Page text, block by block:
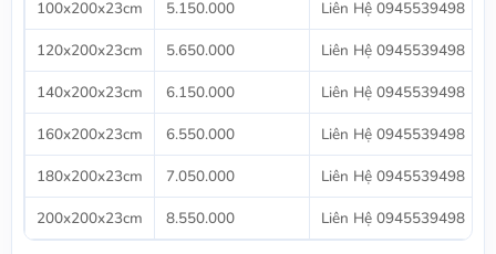
100x200x23cm 5.150.000
Liên Hệ 0945539498
120x200x23cm
5.650.000
Liên Hệ 0945539498
140x200x23cm
6.150.000
Liên Hệ 0945539498
160x200x23cm
6.550.000
Liên Hệ 0945539498
180x200x23cm
7.050.000
Liên Hệ 0945539498
200x200x23cm
8.550.000 Liên Hệ 0945539498